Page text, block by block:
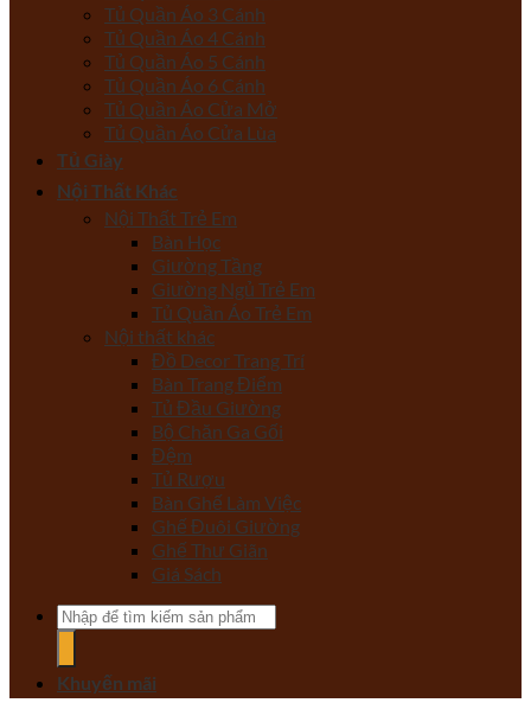
Tủ Quần Áo 3 Cánh
Tủ Quần Áo 4 Cánh
Tủ Quần Áo 5 Cánh
Tủ Quần Áo 6 Cánh
Tủ Quần Áo Cửa Mở
Tủ Quần Áo Cửa Lùa
Tủ Giày
Nội Thất Khác
Nội Thất Trẻ Em
Bàn Học
Giường Tầng
Giường Ngủ Trẻ Em
Tủ Quần Áo Trẻ Em
Nội thất khác
Đồ Decor Trang Trí
Bàn Trang Điểm
Tủ Đầu Giường
Bộ Chăn Ga Gối
Đệm
Tủ Rượu
Bàn Ghế Làm Việc
Ghế Đuôi Giường
Ghế Thư Giãn
Giá Sách
Tìm
kiếm:
Khuyến mãi